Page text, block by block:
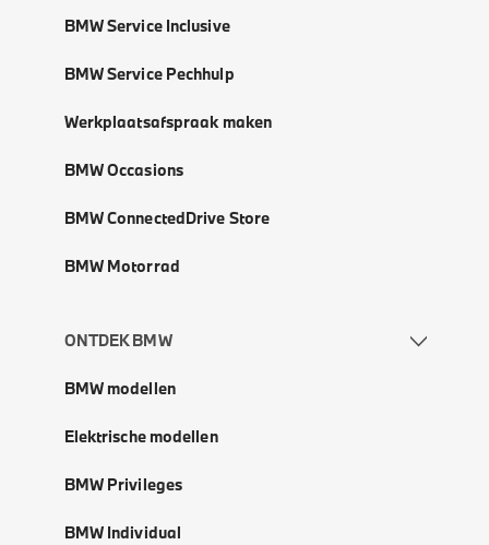
BMW Service Inclusive
BMW Service Pechhulp
Werkplaatsafspraak maken
BMW Occasions
BMW ConnectedDrive Store
BMW Motorrad
ONTDEK BMW
BMW modellen
Elektrische modellen
BMW Privileges
BMW Individual